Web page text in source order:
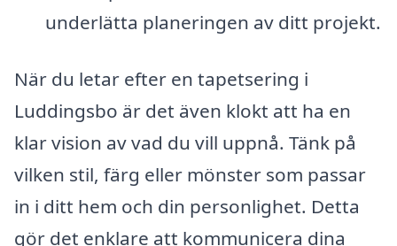
underlätta planeringen av ditt projekt.
När du letar efter en tapetsering i
Luddingsbo är det även klokt att ha en
klar vision av vad du vill uppnå. Tänk på
vilken stil, färg eller mönster som passar
in i ditt hem och din personlighet. Detta
gör det enklare att kommunicera dina